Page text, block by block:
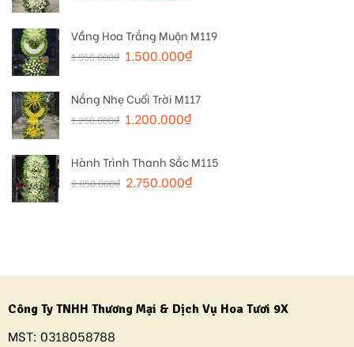
Vầng Hoa Trắng Muộn M119
1.550.000₫ 1.500.000₫
Nắng Nhẹ Cuối Trời M117
1.250.000₫ 1.200.000₫
Hành Trình Thanh Sắc M115
2.850.000₫ 2.750.000₫
Công Ty TNHH Thương Mại & Dịch Vụ Hoa Tươi 9X
MST: 0318058788